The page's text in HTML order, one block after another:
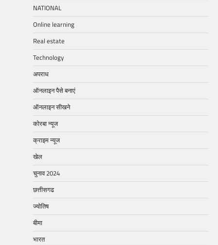
NATIONAL
Online learning
Real estate
Technology
अपराध
ऑनलाइन पैसे बनाएं
ऑनलाइन सीखने
कोरबा न्यूज
क्राइम न्यूज
खेल
चुनाव 2024
छत्तीसगढ
ज्योतिष
बीमा
भारत